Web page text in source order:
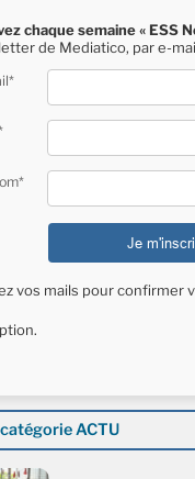
chaque semaine « ESS
de Mediatico, par e-
vos mails pour confirmer
ACTU